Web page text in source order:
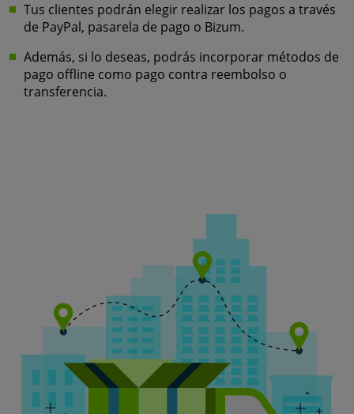
Tus clientes podrán elegir realizar los pagos a través
de PayPal, pasarela de pago o Bizum.
Además, si lo deseas, podrás incorporar métodos de
pago offline como pago contra reembolso o
transferencia.